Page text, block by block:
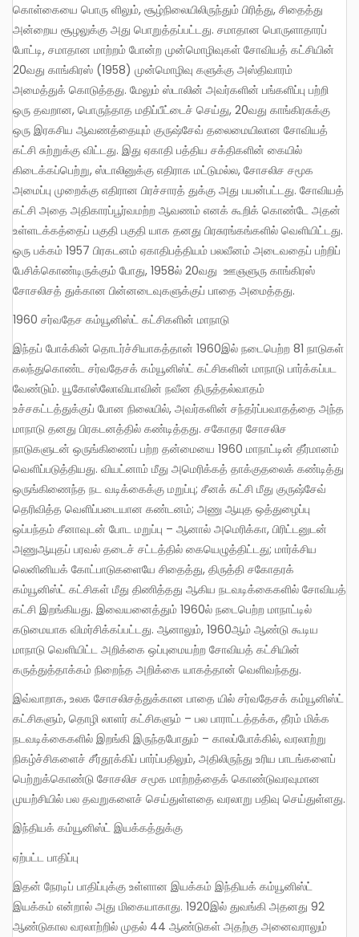
கொள்கையை பொரு ளிலும், சூழ்நிலையிலிருந்தும் பிரித்து, சிதைத்து
அன்றைய சூழலுக்கு அது பொறுத்தப்பட்டது. சமாதான பொருளாதாரப்
போட்டி, சமாதான மாற்றம் போன்ற முன்மொழிவுகள் சோவியத் கட்சியின்
20வது காங்கிரஸ் (1958) முன்மொழிவு களுக்கு அஸ்திவாரம்
அமைத்துக் கொடுத்தது. மேலும் ஸ்டாலின் அவர்களின் பங்களிப்பு பற்றி
ஒரு தவறான, பொருந்தாத மதிப்பீட்டைச் செய்து, 20வது காங்கிரசுக்கு
ஒரு இரகசிய ஆவணத்தையும் குருஷ்சேவ் தலைமையிலான சோவியத்
கட்சி சுற்றுக்கு விட்டது. இது ஏகாதி பத்திய சக்திகளின் கையில்
கிடைக்கப்பெற்று, ஸ்டாலினுக்கு எதிராக மட்டுமல்ல, சோசலிச சமூக
அமைப்பு முறைக்கு எதிரான பிரச்சாரத் துக்கு அது பயன்பட்டது. சோவியத்
கட்சி அதை அதிகாரப்பூர்வமற்ற ஆவணம் எனக் கூறிக் கொண்டே அதன்
உள்ளடக்கத்தைப் பகுதி பகுதி யாக தனது பிரசுரங்கங்களில் வெளியிட்டது.
ஒரு பக்கம் 1957 பிரகடனம் ஏகாதிபத்தியம் பலவீனம் அடைவதைப் பற்றிப்
பேசிக்கொண்டிருக்கும் போது, 1958ல் 20வது ஊஞளுரு காங்கிரஸ்
சோசலிசத் துக்கான பின்னடைவுகளுக்குப் பாதை அமைத்தது.
1960 சர்வதேச கம்யூனிஸ்ட் கட்சிகளின் மாநாடு
இந்தப் போக்கின் தொடர்ச்சியாகத்தான் 1960இல் நடைபெற்ற 81 நாடுகள்
கலந்துகொண்ட சர்வதேசக் கம்யூனிஸ்ட் கட்சிகளின் மாநாடு பார்க்கப்பட
வேண்டும். யூகோஸ்லோவியாவின் நவீன திருத்தல்வாதம்
உச்சகட்டத்துக்குப் போன நிலையில், அவர்களின் சந்தர்ப்பவாதத்தை அந்த
மாநாடு தனது பிரகடனத்தில் கண்டித்தது. சகோதர சோசலிச
நாடுகளுடன் ஒருங்கிணைப் பற்ற தன்மையை 1960 மாநாட்டின் தீர்மானம்
வெளிப்படுத்தியது. வியட்னாம் மீது அமெரிக்கத் தாக்குதலைக் கண்டித்து
ஒருங்கிணைந்த நட வடிக்கைக்கு மறுப்பு; சீனக் கட்சி மீது குருஷ்சேவ்
தெரிவித்த வெளிப்படையான கண்டனம்; அணு ஆயுத ஒத்துழைப்பு
ஒப்பந்தம் சீனாவுடன் போட மறுப்பு – ஆனால் அமெரிக்கா, பிரிட்டனுடன்
அணுஆயுதப் பரவல் தடைச் சட்டத்தில் கையெழுத்திட்டது; மார்க்சிய
லெனினியக் கோட்பாடுகளையே சிதைத்து, திருத்தி சகோதரக்
கம்யூனிஸ்ட் கட்சிகள் மீது திணித்தது ஆகிய நடவடிக்கைகளில் சோவியத்
கட்சி இறங்கியது. இவையனைத்தும் 1960ல் நடைபெற்ற மாநாட்டில்
கடுமையாக விமர்சிக்கப்பட்டது. ஆனாலும், 1960ஆம் ஆண்டு கூடிய
மாநாடு வெளியிட்ட அறிக்கை ஒப்புமையற்ற சோவியத் கட்சியின்
கருத்துத்தாக்கம் நிறைந்த அறிக்கை யாகத்தான் வெளிவந்தது.
இவ்வாறாக, உலக சோசலிசத்துக்கான பாதை யில் சர்வதேசக் கம்யூனிஸ்ட்
கட்சிகளும், தொழி லாளர் கட்சிகளும் – பல பாராட்டத்தக்க, தீரம் மிக்க
நடவடிக்கைகளில் இறங்கி இருந்தபோதும் – காலப்போக்கில், வரலாற்று
நிகழ்ச்சிகளைச் சீர்தூக்கிப் பார்ப்பதிலும், அதிலிருந்து உரிய பாடங்களைப்
பெற்றுக்கொண்டு சோசலிச சமூக மாற்றத்தைக் கொண்டுவரவுமான
முயற்சியில் பல தவறுகளைச் செய்துள்ளதை வரலாறு பதிவு செய்துள்ளது.
இந்தியக் கம்யூனிஸ்ட் இயக்கத்துக்கு
ஏற்பட்ட பாதிப்பு
இதன் நேரடிப் பாதிப்புக்கு உள்ளான இயக்கம் இந்தியக் கம்யூனிஸ்ட்
இயக்கம் என்றால் அது மிகையாகாது. 1920இல் துவங்கி அதனது 92
ஆண்டுகால வரலாற்றில் முதல் 44 ஆண்டுகள் அதற்கு அனைவராலும்